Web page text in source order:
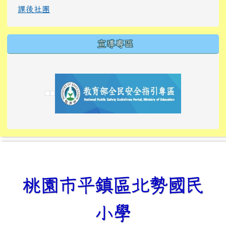
課後社團
宣導專區
link to https://
link to https://10000.gov.tw/
link to https://
link to https://10000.gov.tw/
link to https://
link to https://
link to https://i.win.org.tw/
link to https://
link to https://
link to https://
link to https://
桃園市平鎮區北勢國民
小學